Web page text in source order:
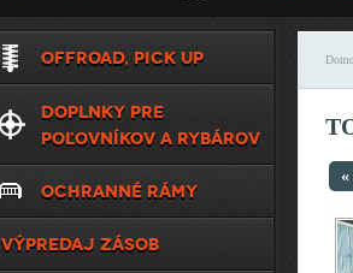
«
OFFROAD, PICK UP
DOPLNKY PRE
POĽOVNÍKOV A RYBÁROV
OCHRANNÉ RÁMY
VÝPREDAJ ZÁSOB